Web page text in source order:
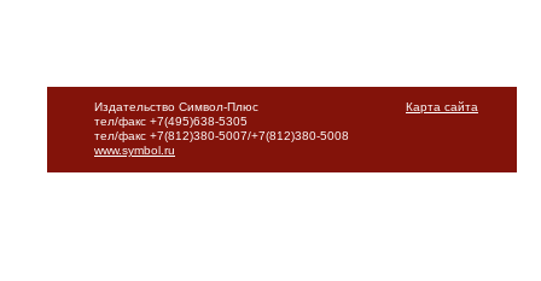
Карта сайта
Издательство Символ-Плюс
тел/факс +7(495)638-5305
тел/факс +7(812)380-5007/+7(812)380-5008
www.symbol.ru